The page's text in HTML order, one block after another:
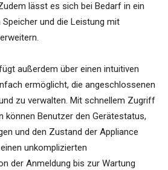
lässt es sich bei Bedarf in ein
Speicher und die Leistung mit
außerdem über einen intuitiven
ermöglicht, die angeschlossenen
zu verwalten. Mit schnellem Zugriff
können Benutzer den Gerätestatus,
und den Zustand der Appliance
unkomplizierten
der Anmeldung bis zur Wartung